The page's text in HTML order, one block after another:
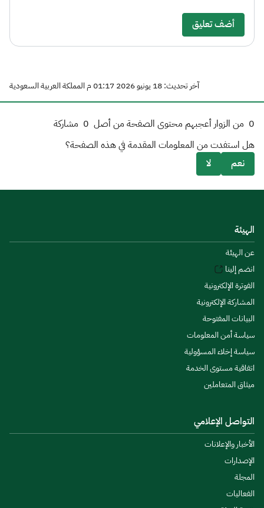
أضف تعليق
آخر تحديث: 18 يونيو 2026 01:17 م المملكة العربية السعودية
0 من الزوار أعجبهم محتوى الصفحة من أصل 0 مشاركة
هل استفدت من المعلومات المقدمة في هذه الصفحة؟
نعم
لا
الهيئة
عن الهيئة
انضم إلينا
الفوترة الإلكترونية
المشاركة الإلكترونية
البيانات المفتوحة
سياسة أمن المعلومات
سياسة إخلاء المسؤولية
اتفاقية مستوى الخدمة
ميثاق المتعاملين
التواصل الإعلامي
الأخبار والإعلانات
الإصدارات
المجلة
الفعاليات